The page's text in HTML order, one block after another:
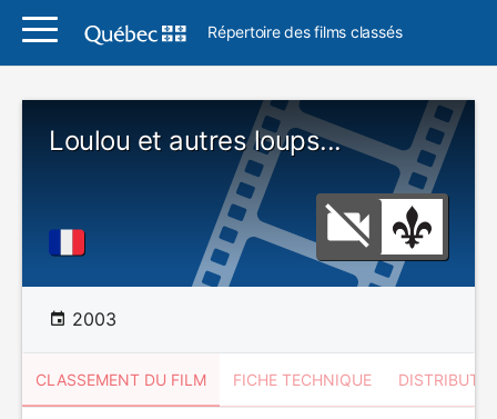
Répertoire des films classés
Loulou et autres loups...
2003
CLASSEMENT DU FILM FICHE TECHNIQUE